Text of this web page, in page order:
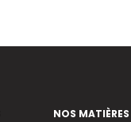
NOS MATIÈRES